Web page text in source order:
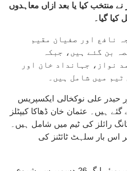
نے منتخب کیا یا بعد ازاں معاہدوں
گیا۔
نافع اور صفیان مقیم
بن گئے ہیں، جبکہ
نواز، جہانداد خان اور
میں شامل ہیں۔
حیدر علی نوکخالی ایکسپریس
ہیں۔ عثمان خان ڈھاکا کیپٹلز
رائلز کی ٹیم میں شامل ہیں۔
اس بار سلہٹ ٹائٹنز کی